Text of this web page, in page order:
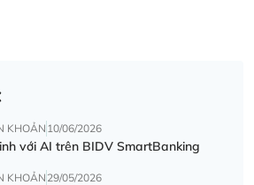
KHOẢN 10/06/2026
với AI trên BIDV SmartBanking
KHOẢN 29/05/2026